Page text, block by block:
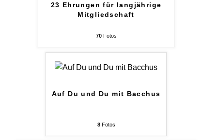
23 Ehrungen für langjährige
Mitgliedschaft
70Fotos
Auf Du und Du mit Bacchus
8Fotos